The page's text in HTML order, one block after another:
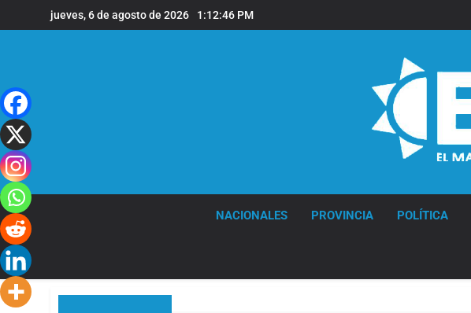
al
jueves, 6 de agosto de 2026 1:12:47 PM
NACIONALES PROVINCIA POLÍTICA